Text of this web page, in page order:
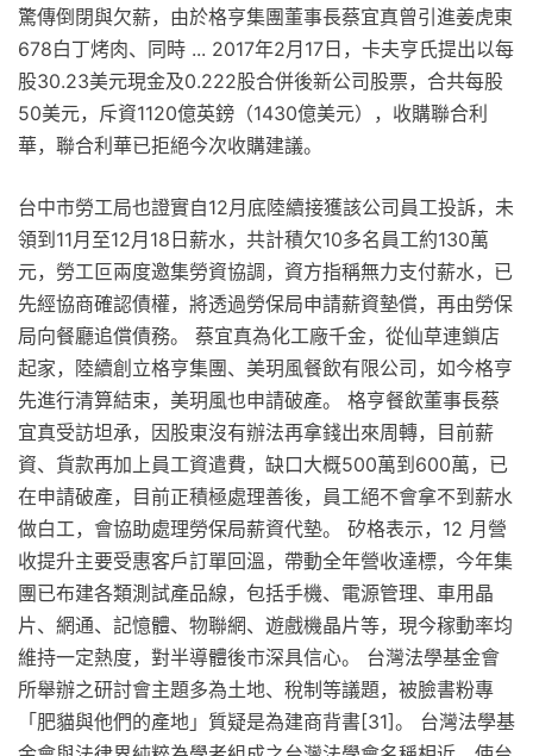
驚傳倒閉與欠薪，由於格亨集團董事長蔡宜真曾引進姜虎東
678白丁烤肉、同時 ... 2017年2月17日，卡夫亨氏提出以每
股30.23美元現金及0.222股合併後新公司股票，合共每股
50美元，斥資1120億英鎊（1430億美元），收購聯合利
華，聯合利華已拒絕今次收購建議。
台中市勞工局也證實自12月底陸續接獲該公司員工投訴，未
領到11月至12月18日薪水，共計積欠10多名員工約130萬
元，勞工叵兩度邀集勞資協調，資方指稱無力支付薪水，已
先經協商確認債權，將透過勞保局申請薪資墊償，再由勞保
局向餐廳追償債務。 蔡宜真為化工廠千金，從仙草連鎖店
起家，陸續創立格亨集團、美玥風餐飲有限公司，如今格亨
先進行清算結束，美玥風也申請破產。 格亨餐飲董事長蔡
宜真受訪坦承，因股東沒有辦法再拿錢出來周轉，目前薪
資、貨款再加上員工資遣費，缺口大概500萬到600萬，已
在申請破產，目前正積極處理善後，員工絕不會拿不到薪水
做白工，會協助處理勞保局薪資代墊。 矽格表示，12 月營
收提升主要受惠客戶訂單回溫，帶動全年營收達標，今年集
團已布建各類測試產品線，包括手機、電源管理、車用晶
片、網通、記憶體、物聯網、遊戲機晶片等，現今稼動率均
維持一定熱度，對半導體後市深具信心。 台灣法學基金會
所舉辦之研討會主題多為土地、稅制等議題，被臉書粉專
「肥貓與他們的產地」質疑是為建商背書[31]。 台灣法學基